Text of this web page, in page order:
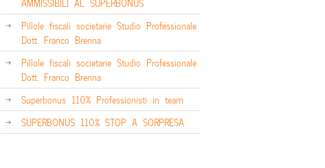
Pillole fiscali societarie Studio Professionale
Dott. Franco Brenna
Pillole fiscali societarie Studio Professionale
Dott. Franco Brenna
Superbonus 110% Professionisti in team
SUPERBONUS 110% STOP A SORPRESA